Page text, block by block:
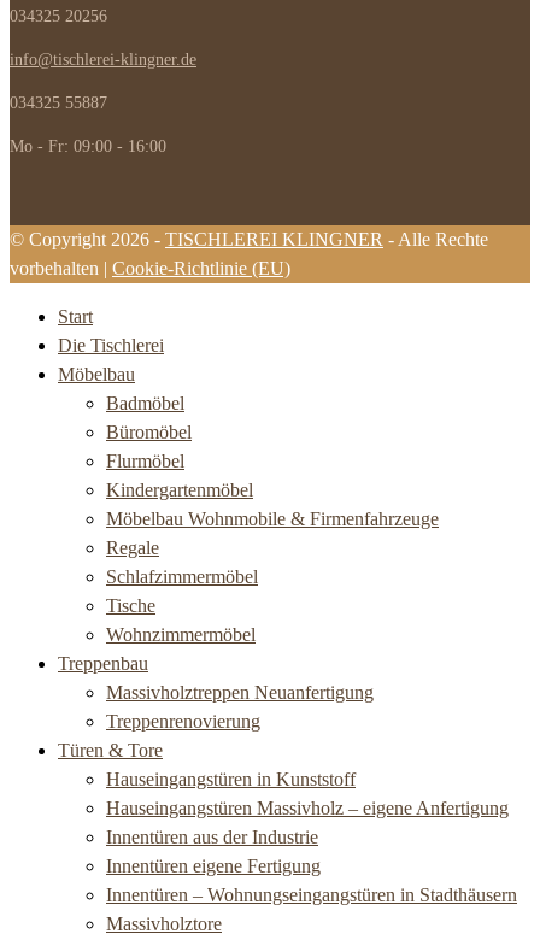
034325 20256
info@tischlerei-klingner.de
034325 55887
Mo - Fr: 09:00 - 16:00
© Copyright 2026 - TISCHLEREI KLINGNER - Alle Rechte
vorbehalten | Cookie-Richtlinie (EU)
Start
Die Tischlerei
Möbelbau
Badmöbel
Büromöbel
Flurmöbel
Kindergartenmöbel
Möbelbau Wohnmobile & Firmenfahrzeuge
Regale
Schlafzimmermöbel
Tische
Wohnzimmermöbel
Treppenbau
Massivholztreppen Neuanfertigung
Treppenrenovierung
Türen & Tore
Hauseingangstüren in Kunststoff
Hauseingangstüren Massivholz – eigene Anfertigung
Innentüren aus der Industrie
Innentüren eigene Fertigung
Innentüren – Wohnungseingangstüren in Stadthäusern
Massivholztore